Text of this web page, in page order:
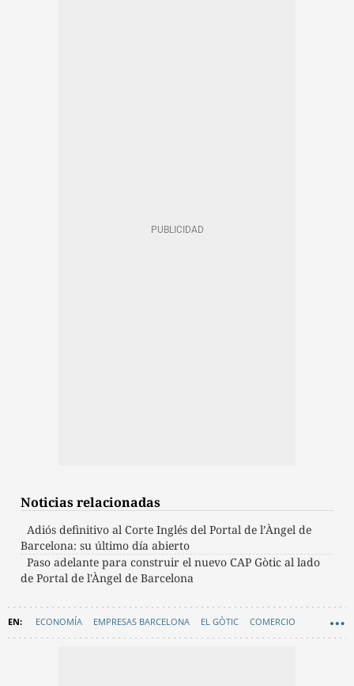
Noticias relacionadas
Adiós definitivo al Corte Inglés del Portal de l’Àngel de
Barcelona: su último día abierto
Paso adelante para construir el nuevo CAP Gòtic al lado
de Portal de l'Àngel de Barcelona
ECONOMÍA EMPRESAS BARCELONA EL GÒTIC COMERCIO